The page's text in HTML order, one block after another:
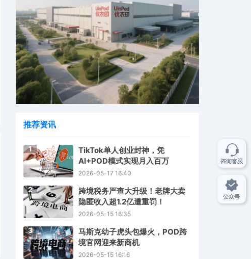
推荐资讯
1
TikTok单人创业封神，凭
AI+POD模式实现月入百万
2026-05-17 16:40
2
跨境税务严查大升级！老牌大卖
隐匿收入超1.2亿遭重罚！
2026-05-15 16:35
3
马斯克幼子虎头包爆火，POD跨
境官网迎来新商机
2026-05-15 16:16